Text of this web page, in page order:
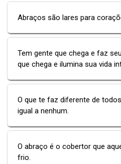
Abraços são lares para
Tem gente que chega e faz
que chega e ilumina sua vida
O que te faz diferente de
igual a nenhum.
O abraço é o cobertor que
frio.